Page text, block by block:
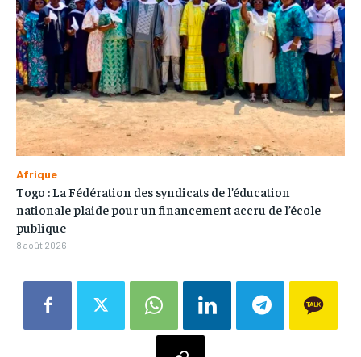
Afrique
Togo : La Fédération des syndicats de l’éducation
nationale plaide pour un financement accru de l’école
publique
8 août 2026